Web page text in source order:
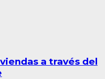
a través del